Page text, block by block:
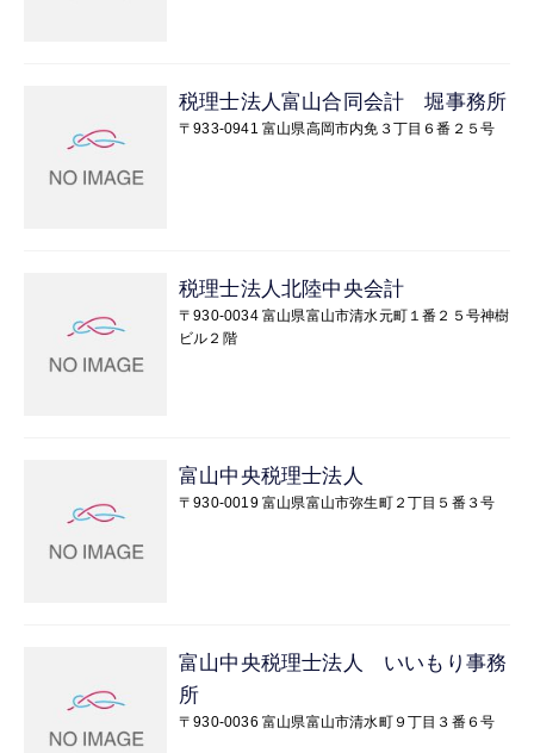
税理士法人富山合同会計 堀事務所
〒933-0941 富山県高岡市内免３丁目６番２５号
税理士法人北陸中央会計
〒930-0034 富山県富山市清水元町１番２５号神樹
ビル２階
富山中央税理士法人
〒930-0019 富山県富山市弥生町２丁目５番３号
富山中央税理士法人 いいもり事務
所
〒930-0036 富山県富山市清水町９丁目３番６号